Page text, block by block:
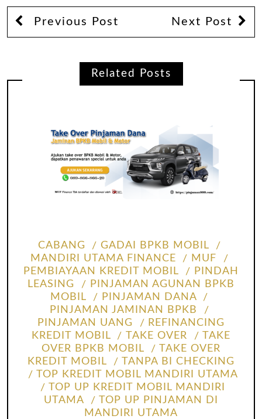
Previous Post Next Post
Related Posts
CABANG
GADAI BPKB MOBIL
MANDIRI UTAMA FINANCE
MUF
PEMBIAYAAN KREDIT MOBIL
PINDAH
LEASING
PINJAMAN AGUNAN BPKB
MOBIL
PINJAMAN DANA
PINJAMAN JAMINAN BPKB
PINJAMAN UANG
REFINANCING
KREDIT MOBIL
TAKE OVER
TAKE
OVER BPKB MOBIL
TAKE OVER
KREDIT MOBIL
TANPA BI CHECKING
TOP KREDIT MOBIL MANDIRI UTAMA
TOP UP KREDIT MOBIL MANDIRI
UTAMA
TOP UP PINJAMAN DI
MANDIRI UTAMA